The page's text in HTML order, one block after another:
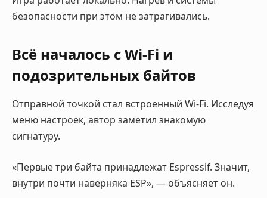
безопасности при этом не затрагивались.
Всё началось с Wi-Fi и
подозрительных байтов
Отправной точкой стал встроенный Wi-Fi. Исследуя
меню настроек, автор заметил знакомую
сигнатуру.
«Первые три байта принадлежат Espressif. Значит,
внутри почти наверняка ESP», — объясняет он.